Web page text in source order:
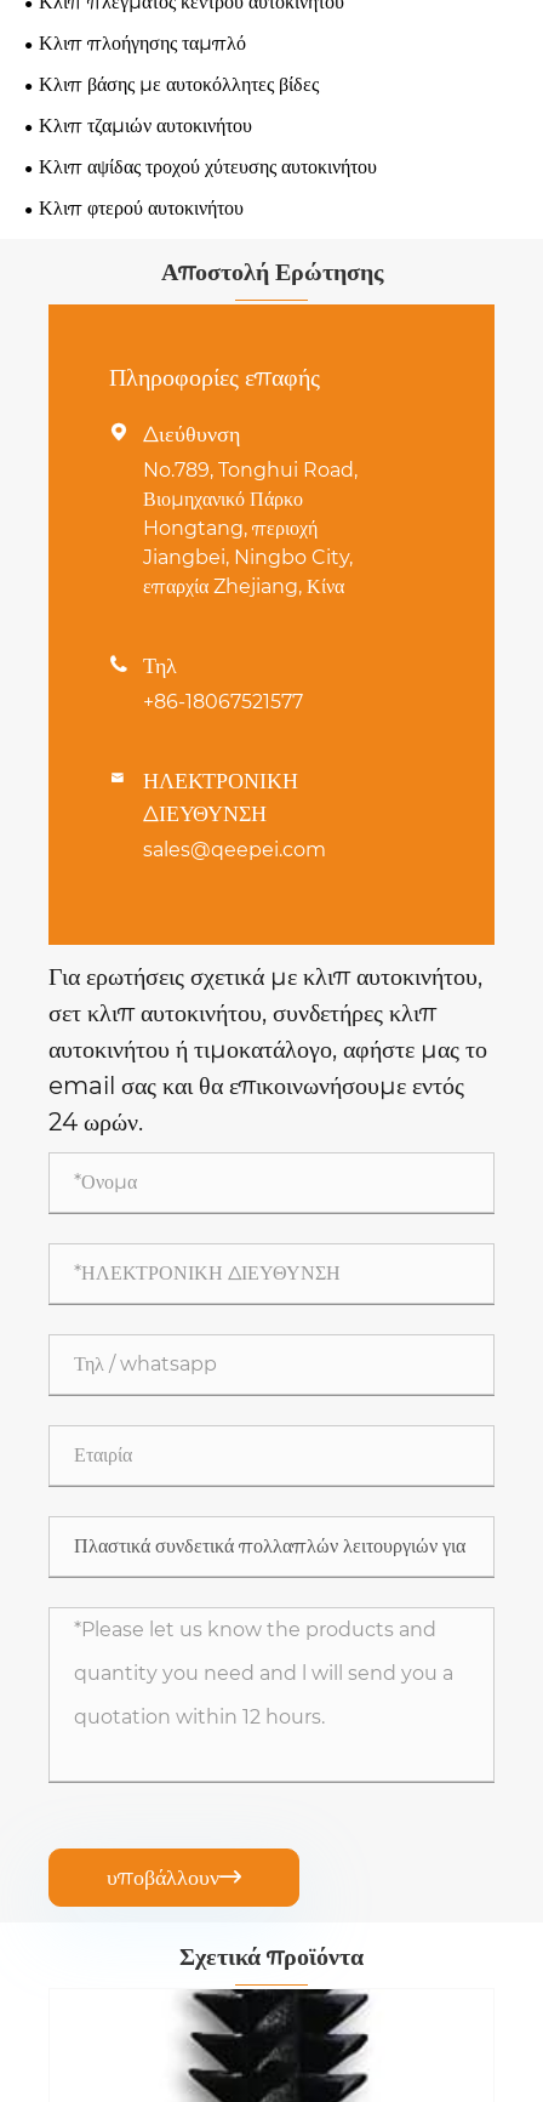
Κλιπ πλοήγησης ταμπλό
Κλιπ βάσης με αυτοκόλλητες βίδες
Κλιπ τζαμιών αυτοκινήτου
Κλιπ αψίδας τροχού χύτευσης αυτοκινήτου
Κλιπ φτερού αυτοκινήτου
Αποστολή Ερώτησης
Πληροφορίες επαφής
 Διεύθυνση
No.789, Tonghui Road,
Βιομηχανικό Πάρκο
Hongtang, περιοχή
Jiangbei, Ningbo City,
επαρχία Zhejiang, Κίνα
 Τηλ
+86-18067521577

ΗΛΕΚΤΡΟΝΙΚΗ
ΔΙΕΥΘΥΝΣΗ
sales@qeepei.com
Για ερωτήσεις σχετικά με κλιπ αυτοκινήτου,
σετ κλιπ αυτοκινήτου, συνδετήρες κλιπ
αυτοκινήτου ή τιμοκατάλογο, αφήστε μας το
email σας και θα επικοινωνήσουμε εντός
24 ωρών.
υποβάλλουν
Σχετικά προϊόντα